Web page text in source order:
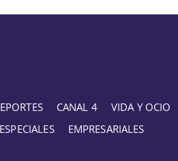
CANAL 4
VIDA Y OCIO
EMPRESARIALES